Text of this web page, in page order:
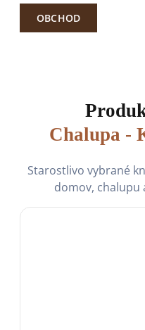
OBCHOD
Chalupa -
Starostlivo vybrané
domov, chalupu